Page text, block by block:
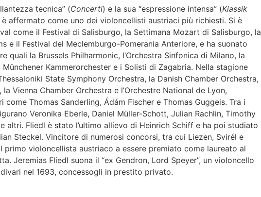
tecnica” (Concerti) e la sua “espressione intensa” (Klassik
è affermato come uno dei violoncellisti austriaci più richiesti. Si è
come il Festival di Salisburgo, la Settimana Mozart di Salisburgo, la
e il Festival del Meclemburgo-Pomerania Anteriore, e ha suonato
quali la Brussels Philharmonic, l’Orchestra Sinfonica di Milano, la
Münchener Kammerorchester e i Solisti di Zagabria. Nella stagione
State Symphony Orchestra, la Danish Chamber Orchestra,
la Vienna Chamber Orchestra e l’Orchestre National de Lyon,
Thomas Sanderling, Ádám Fischer e Thomas Guggeis. Tra i
Veronika Eberle, Daniel Müller-Schott, Julian Rachlin, Timothy
altri. Fliedl è stato l’ultimo allievo di Heinrich Schiff e ha poi studiato
Steckel. Vincitore di numerosi concorsi, tra cui Liezen, Svirél e
primo violoncellista austriaco a essere premiato come laureato al
Jeremias Fliedl suona il “ex Gendron, Lord Speyer”, un violoncello
nel 1693, concessogli in prestito privato.